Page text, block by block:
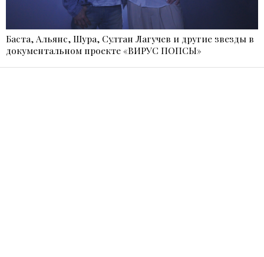
Баста, Альянс, Шура, Султан Лагучев и другие звезды в
документальном проекте «ВИРУС ПОПСЫ»